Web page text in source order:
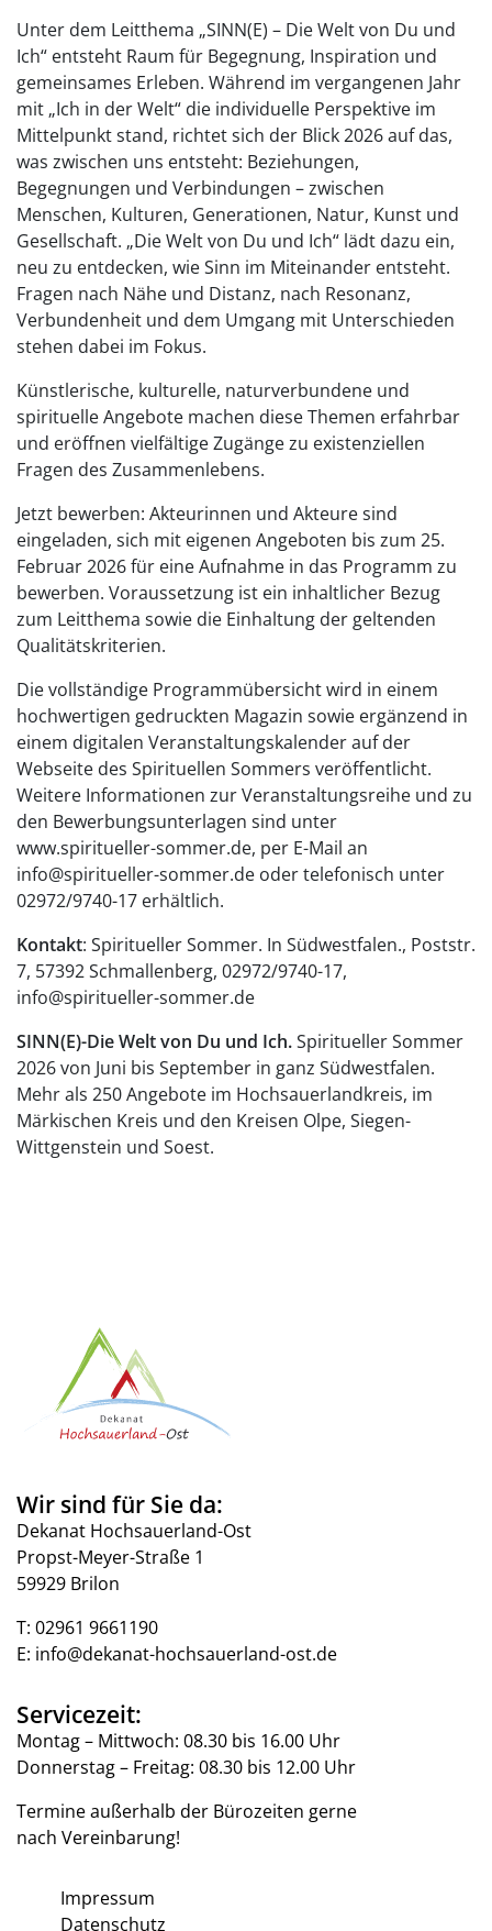
Unter dem Leitthema „SINN(E) – Die Welt von Du und
Ich“ entsteht Raum für Begegnung, Inspiration und
gemeinsames Erleben. Während im vergangenen Jahr
mit „Ich in der Welt“ die individuelle Perspektive im
Mittelpunkt stand, richtet sich der Blick 2026 auf das,
was zwischen uns entsteht: Beziehungen,
Begegnungen und Verbindungen – zwischen
Menschen, Kulturen, Generationen, Natur, Kunst und
Gesellschaft. „Die Welt von Du und Ich“ lädt dazu ein,
neu zu entdecken, wie Sinn im Miteinander entsteht.
Fragen nach Nähe und Distanz, nach Resonanz,
Verbundenheit und dem Umgang mit Unterschieden
stehen dabei im Fokus.
Künstlerische, kulturelle, naturverbundene und
spirituelle Angebote machen diese Themen erfahrbar
und eröffnen vielfältige Zugänge zu existenziellen
Fragen des Zusammenlebens.
Jetzt bewerben: Akteurinnen und Akteure sind
eingeladen, sich mit eigenen Angeboten bis zum 25.
Februar 2026 für eine Aufnahme in das Programm zu
bewerben. Voraussetzung ist ein inhaltlicher Bezug
zum Leitthema sowie die Einhaltung der geltenden
Qualitätskriterien.
Die vollständige Programmübersicht wird in einem
hochwertigen gedruckten Magazin sowie ergänzend in
einem digitalen Veranstaltungskalender auf der
Webseite des Spirituellen Sommers veröffentlicht.
Weitere Informationen zur Veranstaltungsreihe und zu
den Bewerbungsunterlagen sind unter
www.spiritueller-sommer.de, per E-Mail an
info@spiritueller-sommer.de oder telefonisch unter
02972/9740-17 erhältlich.
Kontakt: Spiritueller Sommer. In Südwestfalen., Poststr.
7, 57392 Schmallenberg, 02972/9740-17,
info@spiritueller-sommer.de
SINN(E)-Die Welt von Du und Ich.Spiritueller Sommer
2026 von Juni bis September in ganz Südwestfalen.
Mehr als 250 Angebote im Hochsauerlandkreis, im
Märkischen Kreis und den Kreisen Olpe, Siegen-
Wittgenstein und Soest.
Wir sind für Sie da:
Dekanat Hochsauerland-Ost
Propst-Meyer-Straße 1
59929 Brilon
T: 02961 9661190
E: info@dekanat-hochsauerland-ost.de
Servicezeit:
Montag – Mittwoch: 08.30 bis 16.00 Uhr
Donnerstag – Freitag: 08.30 bis 12.00 Uhr
Termine außerhalb der Bürozeiten gerne
nach Vereinbarung!
Impressum
Datenschutz